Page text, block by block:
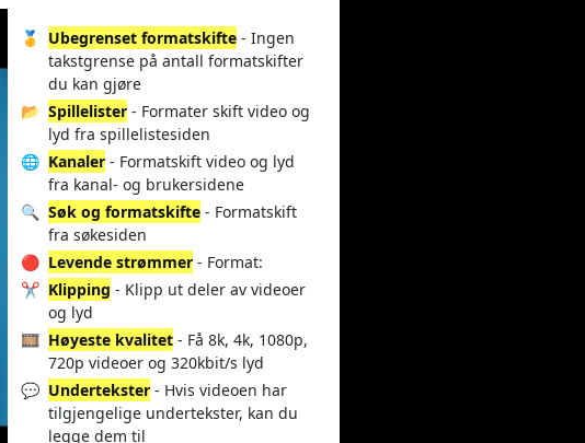
🥇 Ubegrenset formatskifte - Ingen
takstgrense på antall formatskifter
du kan gjøre
📂 Spillelister - Formater skift video og
lyd fra spillelistesiden
🌐 Kanaler - Formatskift video og lyd
fra kanal- og brukersidene
🔍 Søk og formatskifte - Formatskift
fra søkesiden
🔴 Levende strømmer - Format:
✂️ Klipping - Klipp ut deler av videoer
og lyd
🎞️ Høyeste kvalitet - Få 8k, 4k, 1080p,
720p videoer og 320kbit/s lyd
💬 Undertekster - Hvis videoen har
tilgjengelige undertekster, kan du
legge dem til